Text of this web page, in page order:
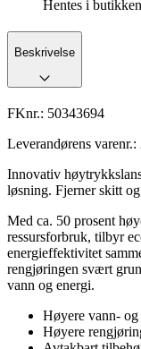
Hentes i
Beskrivelse
FKnr.: 50343694
Leverandørens varenr.:
Innovativ
løsning. Fjerner skitt
Med ca. 50 prosent
ressursforbruk, tilbyr
energieffektivitet
rengjøringen svært
vann og energi.
Høyere vann-
Høyere